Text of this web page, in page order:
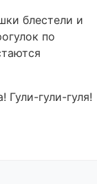
блестели и
по
Гули-гули-гуля!